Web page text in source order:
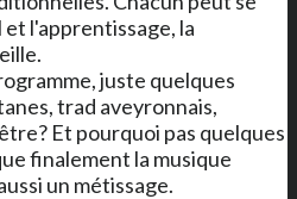
l'apprentissage, la
juste quelques
trad aveyronnais,
Et pourquoi pas quelques
finalement la musique
un métissage.